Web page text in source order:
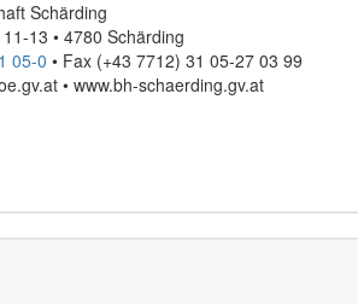
Schärding
13 • 4780 Schärding
05-0 • Fax (+43 7712) 31 05-27 03 99
• www.bh-schaerding.gv.at